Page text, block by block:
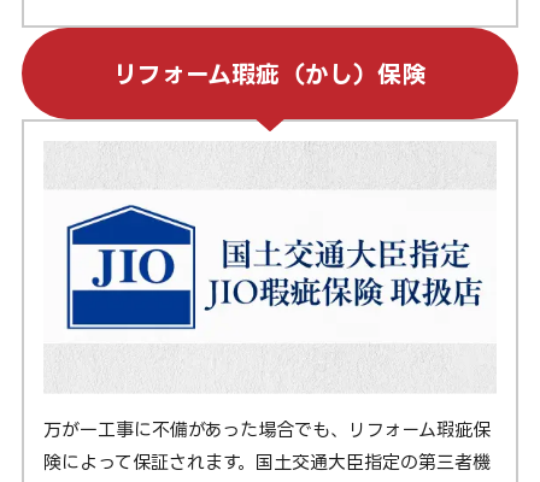
リフォーム瑕疵（かし）保険
万が一工事に不備があった場合でも、リフォーム瑕疵保
険によって保証されます。国土交通大臣指定の第三者機